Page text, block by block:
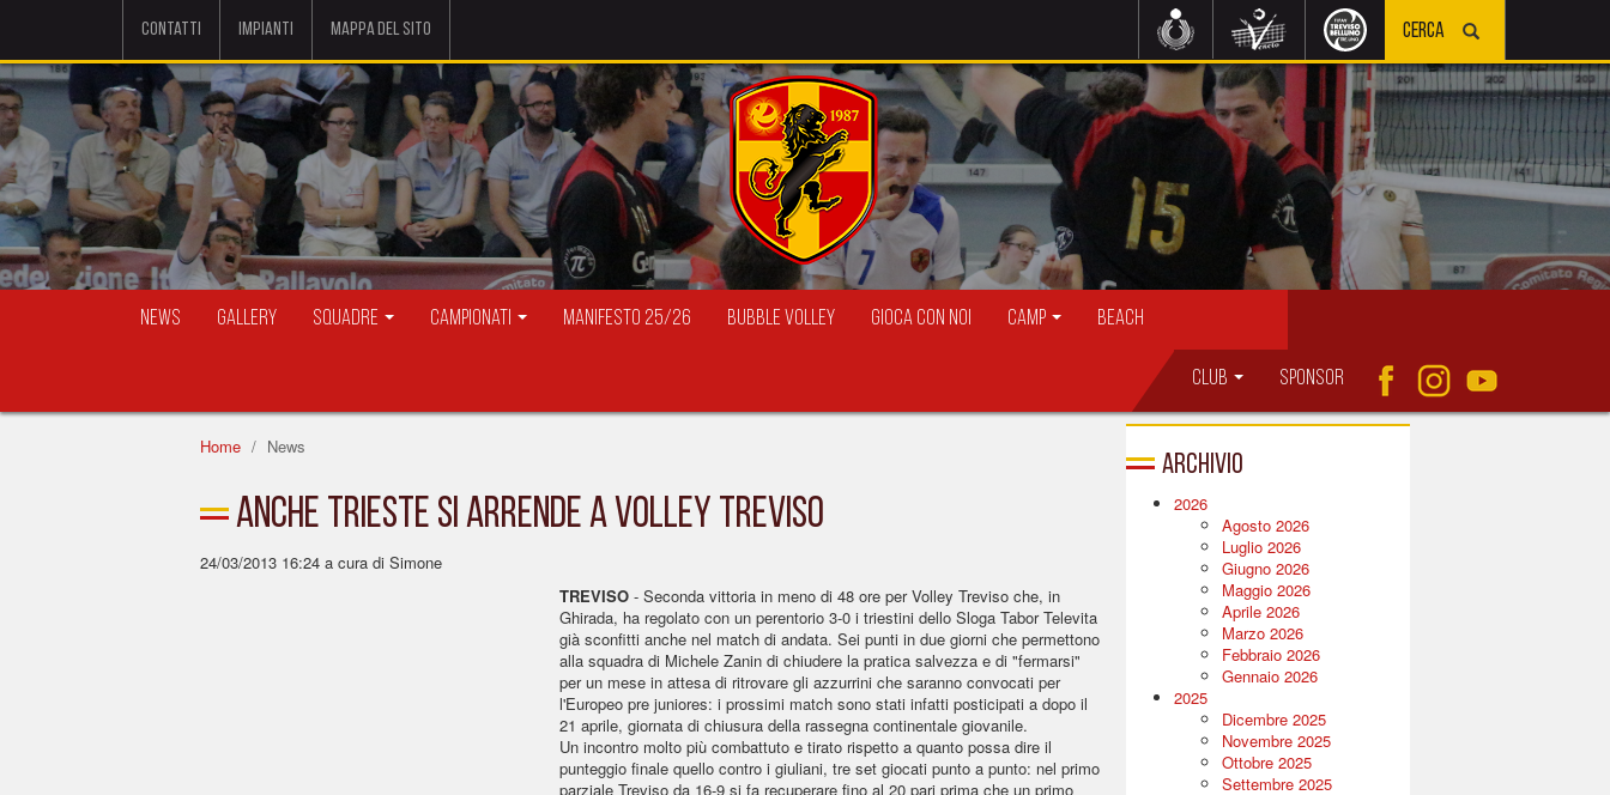
Contatti Impianti Mappa del sito
News Gallery Squadre Campionati Manifesto 25/26 Bubble Volley Gioca con Noi Camp Beach
Club Sponsor
Home News
Anche Trieste si arrende a Volley Treviso
24/03/2013 16:24 a cura di Simone
TREVISO - Seconda vittoria in meno di 48 ore per Volley Treviso che, in
Ghirada, ha regolato con un perentorio 3-0 i triestini dello Sloga Tabor Televita
già sconfitti anche nel match di andata. Sei punti in due giorni che permettono
alla squadra di Michele Zanin di chiudere la pratica salvezza e di "fermarsi"
per un mese in attesa di ritrovare gli azzurrini che saranno convocati per
l'Europeo pre juniores: i prossimi match sono stati infatti posticipati a dopo il
21 aprile, giornata di chiusura della rassegna continentale giovanile.
Un incontro molto più combattuto e tirato rispetto a quanto possa dire il
punteggio finale quello contro i giuliani, tre set giocati punto a punto: nel primo
parziale Treviso da 16-9 si fa recuperare fino al 20 pari prima che un primo
Archivio
2026
Agosto 2026
Luglio 2026
Giugno 2026
Maggio 2026
Aprile 2026
Marzo 2026
Febbraio 2026
Gennaio 2026
2025
Dicembre 2025
Novembre 2025
Ottobre 2025
Settembre 2025